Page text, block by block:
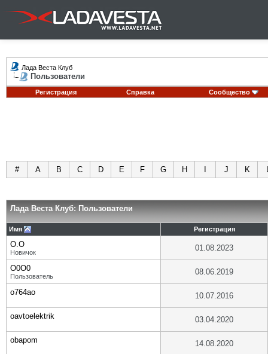
Лада Веста Клуб
Пользователи
Регистрация Справка Сообщество
# A B C D E F G H J K
Лада Веста Клуб: Пользователи
Имя Регистрация
O.O
Новичок 01.08.2023
O0O0
Пользователь 08.06.2019
o764ao 10.07.2016
oavtoelektrik 03.04.2020
obapom 14.08.2020